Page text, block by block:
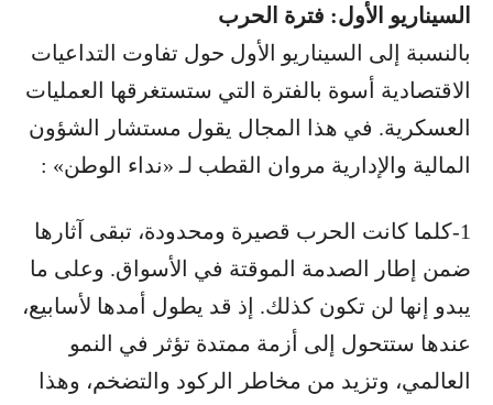
السيناريو الأول: فترة الحرب
بالنسبة إلى السيناريو الأول حول تفاوت التداعيات
الاقتصادية أسوة بالفترة التي ستستغرقها العمليات
العسكرية. في هذا المجال يقول مستشار الشؤون
المالية والإدارية مروان القطب لـ «نداء الوطن» :
1-كلما كانت الحرب قصيرة ومحدودة، تبقى آثارها
ضمن إطار الصدمة الموقتة في الأسواق. وعلى ما
يبدو إنها لن تكون كذلك. إذ قد يطول أمدها لأسابيع،
عندها ستتحول إلى أزمة ممتدة تؤثر في النمو
العالمي، وتزيد من مخاطر الركود والتضخم، وهذا